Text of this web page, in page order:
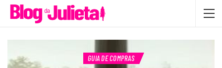
GUIA DE COMPRAS